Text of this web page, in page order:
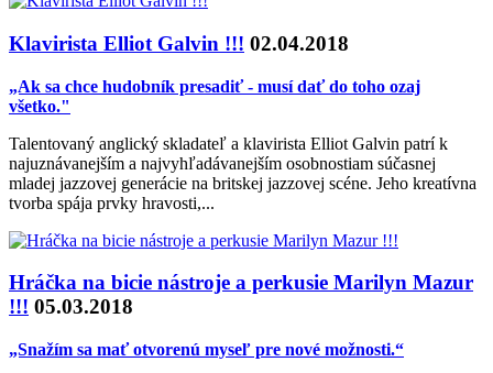
Klavirista Elliot Galvin !!! 02.04.2018
„Ak sa chce hudobník presadiť - musí dať do toho ozaj
všetko."
Talentovaný anglický skladateľ a klavirista Elliot Galvin patrí k
najuznávanejším a najvyhľadávanejším osobnostiam súčasnej
mladej jazzovej generácie na britskej jazzovej scéne. Jeho kreatívna
tvorba spája prvky hravosti,...
Hráčka na bicie nástroje a perkusie Marilyn Mazur
!!! 05.03.2018
„Snažím sa mať otvorenú myseľ pre nové možnosti.“